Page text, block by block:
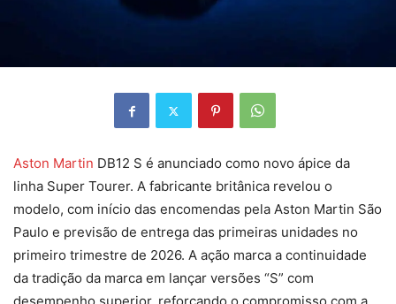
Aston Martin DB12 S é anunciado como novo ápice da
linha Super Tourer. A fabricante britânica revelou o
modelo, com início das encomendas pela Aston Martin São
Paulo e previsão de entrega das primeiras unidades no
primeiro trimestre de 2026. A ação marca a continuidade
da tradição da marca em lançar versões “S” com